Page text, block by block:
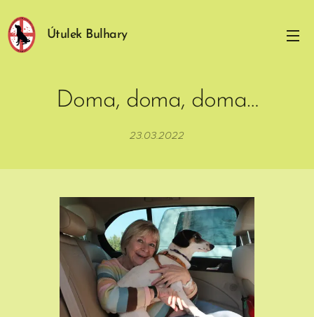
Útulek Bulhary
Doma, doma, doma…
23.03.2022